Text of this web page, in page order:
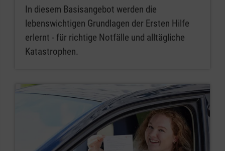
In diesem Basisangebot werden die
lebenswichtigen Grundlagen der Ersten Hilfe
erlernt - für richtige Notfälle und alltägliche
Katastrophen.